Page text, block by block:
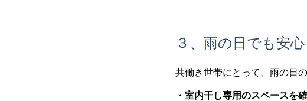
３、雨の日でも安
共働き世帯にとって、雨の日
・室内干し専用のスペースを